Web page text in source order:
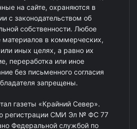
на сайте, охраняются в
с законодательством об
собственности. Любое
материалов в коммерческих,
иных целях, а равно их
переработка или иное
без письменного согласия
запрещены.
газеты «Крайний Север».
о регистрации СМИ Эл № ФС 77
Федеральной службой по